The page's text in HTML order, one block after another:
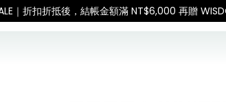
調整，敬請見諒 查看國內宅配最新公告